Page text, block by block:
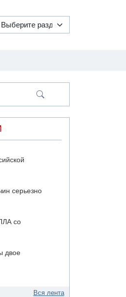
серьезно
со
двое
Вся лента